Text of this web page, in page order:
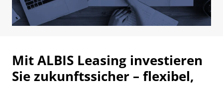
Mit ALBIS Leasing investieren
Sie zukunftssicher – flexibel,